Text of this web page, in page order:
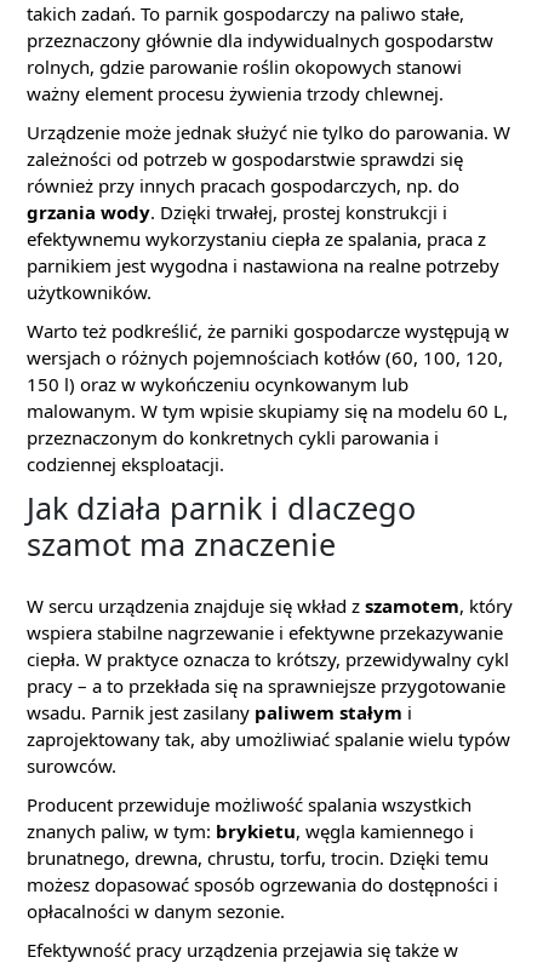
takich zadań. To parnik gospodarczy na paliwo stałe,
przeznaczony głównie dla indywidualnych gospodarstw
rolnych, gdzie parowanie roślin okopowych stanowi
ważny element procesu żywienia trzody chlewnej.
Urządzenie może jednak służyć nie tylko do parowania. W
zależności od potrzeb w gospodarstwie sprawdzi się
również przy innych pracach gospodarczych, np. do
grzania wody. Dzięki trwałej, prostej konstrukcji i
efektywnemu wykorzystaniu ciepła ze spalania, praca z
parnikiem jest wygodna i nastawiona na realne potrzeby
użytkowników.
Warto też podkreślić, że parniki gospodarcze występują w
wersjach o różnych pojemnościach kotłów (60, 100, 120,
150 l) oraz w wykończeniu ocynkowanym lub
malowanym. W tym wpisie skupiamy się na modelu 60 L,
przeznaczonym do konkretnych cykli parowania i
codziennej eksploatacji.
Jak działa parnik i dlaczego
szamot ma znaczenie
W sercu urządzenia znajduje się wkład z szamotem, który
wspiera stabilne nagrzewanie i efektywne przekazywanie
ciepła. W praktyce oznacza to krótszy, przewidywalny cykl
pracy – a to przekłada się na sprawniejsze przygotowanie
wsadu. Parnik jest zasilany paliwem stałym i
zaprojektowany tak, aby umożliwiać spalanie wielu typów
surowców.
Producent przewiduje możliwość spalania wszystkich
znanych paliw, w tym: brykietu, węgla kamiennego i
brunatnego, drewna, chrustu, torfu, trocin. Dzięki temu
możesz dopasować sposób ogrzewania do dostępności i
opłacalności w danym sezonie.
Efektywność pracy urządzenia przejawia się także w